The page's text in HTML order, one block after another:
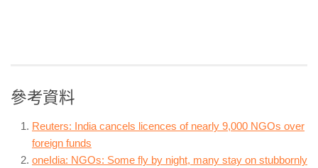
參考資料
Reuters: India cancels licences of nearly 9,000 NGOs over
foreign funds
oneIdia: NGOs: Some fly by night, many stay on stubbornly